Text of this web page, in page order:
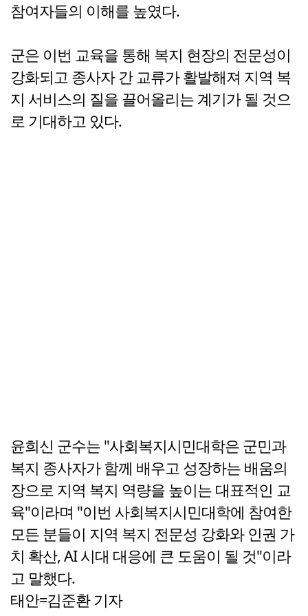
참여자들의 이해를 높였다.
군은 이번 교육을 통해 복지 현장의 전문성이
강화되고 종사자 간 교류가 활발해져 지역 복
지 서비스의 질을 끌어올리는 계기가 될 것으
로 기대하고 있다.
윤희신 군수는 "사회복지시민대학은 군민과
복지 종사자가 함께 배우고 성장하는 배움의
장으로 지역 복지 역량을 높이는 대표적인 교
육"이라며 "이번 사회복지시민대학에 참여한
모든 분들이 지역 복지 전문성 강화와 인권 가
치 확산, AI 시대 대응에 큰 도움이 될 것"이라
고 말했다.
태안=김준환 기자